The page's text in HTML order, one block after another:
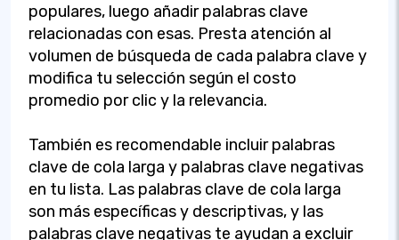
populares, luego añadir palabras clave
relacionadas con esas. Presta atención al
volumen de búsqueda de cada palabra clave y
modifica tu selección según el costo
promedio por clic y la relevancia.
También es recomendable incluir palabras
clave de cola larga y palabras clave negativas
en tu lista. Las palabras clave de cola larga
son más específicas y descriptivas, y las
palabras clave negativas te ayudan a excluir